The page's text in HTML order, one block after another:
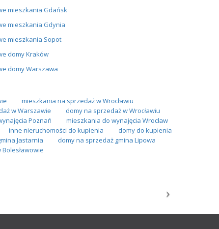
mieszkania Gdańsk
mieszkania Gdynia
mieszkania Sopot
domy Kraków
domy Warszawa
mieszkania na sprzedaż w Wrocławiu
w Warszawie
domy na sprzedaż w Wrocławiu
Poznań
mieszkania do wynajęcia Wrocław
inne nieruchomości do kupienia
domy do kupienia
Jastarnia
domy na sprzedaż gmina Lipowa